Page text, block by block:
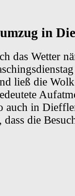
in
das Wetter
ließ die
auch in
die